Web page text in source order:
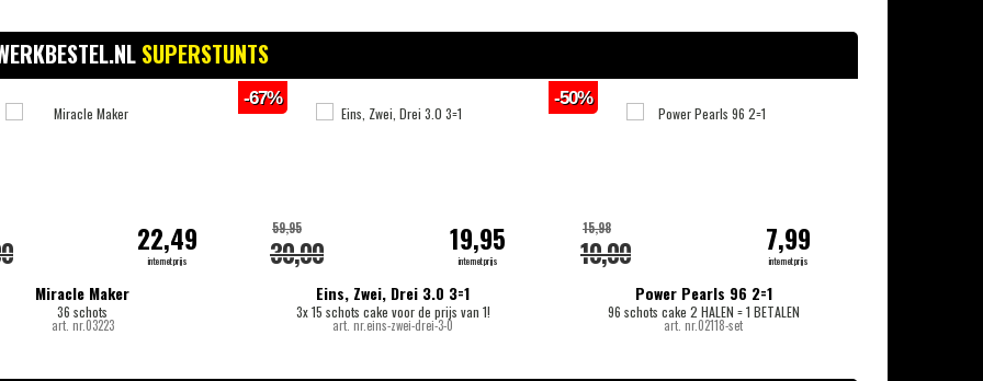
SUPERSTUNTS
Miracle Maker
36 schots
art. nr.03223
22,49
internetprijs
Eins, Zwei, Drei 3.0 3=1
3x 15 schots cake voor de prijs van 1!
art. nr.eins-zwei-drei-3-0
30,00
59,95 19,95
internetprijs
-67%
Power Pearls 96 2=1
96 schots cake 2 HALEN = 1 BETALEN
art. nr.02118-set
10,00
15,98 7,99
internetprijs
-50%